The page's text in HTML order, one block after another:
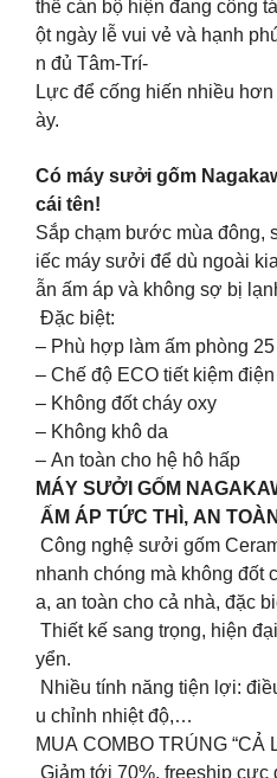
thể cán bộ hiện đang công
ột ngày lễ vui vẻ và hạnh
n đủ Tâm-Trí-
Lực để cống hiến nhiều
ày.
Có máy sưởi gốm
cái tên!
Sắp chạm bước mùa đông,
iếc máy sưởi để dù ngoài
ẫn ấm áp và không sợ bị
Đặc biệt:
– Phù hợp làm ấm phòng 25
– Chế độ ECO tiết kiệm điện
– Không đốt cháy oxy
– Không khô da
– An toàn cho hệ hô hấp
MÁY SƯỞI GỐM
ẤM ÁP TỨC THÌ, AN
Công nghệ sưởi gốm
nhanh chóng mà không đốt
a, an toàn cho cả nhà, đặc
Thiết kế sang trọng, hiện
yển.
Nhiều tính năng tiện lợi:
u chỉnh nhiệt độ,…
MUA COMBO TRÚNG “CẢ
Giảm tới 70%, freeship cực